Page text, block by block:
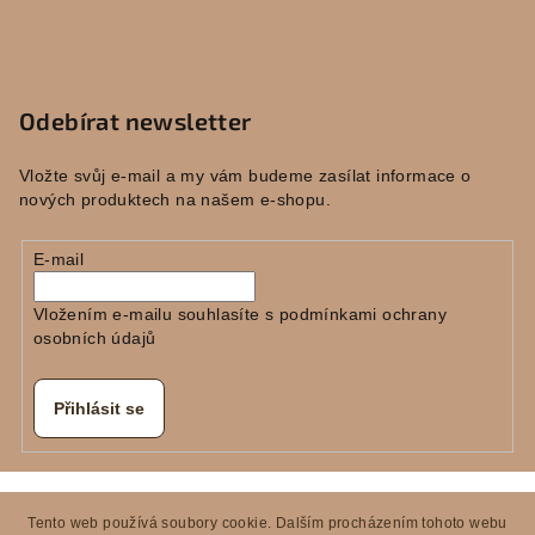
Tento web používá soubory cookie. Dalším procházením tohoto webu
Odebírat newsletter
Vložte svůj e-mail a my vám budeme zasílat informace o
nových produktech na našem e-shopu.
E-mail
Vložením e-mailu souhlasíte s podmínkami ochrany
osobních údajů
Přihlásit se